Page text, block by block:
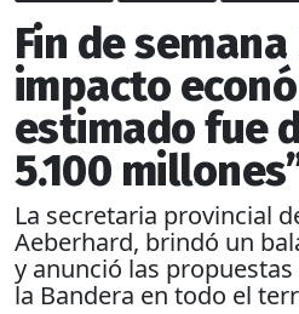
Fin de
impacto
estimado fue
5.100
La secretaria provincial
Aeberhard, brindó un
y anunció las
la Bandera en todo el